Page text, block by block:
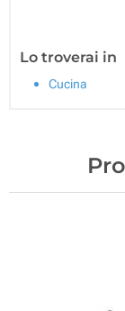
Lo troverai in
Cucina